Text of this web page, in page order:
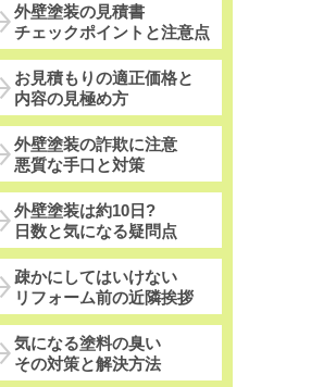
外壁塗装の見積書
チェックポイントと注意点
お見積もりの適正価格と
内容の見極め方
外壁塗装の詐欺に注意
悪質な手口と対策
外壁塗装は約10日?
日数と気になる疑問点
疎かにしてはいけない
リフォーム前の近隣挨拶
気になる塗料の臭い
その対策と解決方法